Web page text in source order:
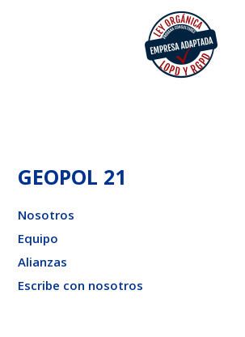
GEOPOL 21
Nosotros
Equipo
Alianzas
Escribe con nosotros